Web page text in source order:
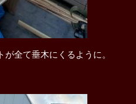
全て垂木にくるように。